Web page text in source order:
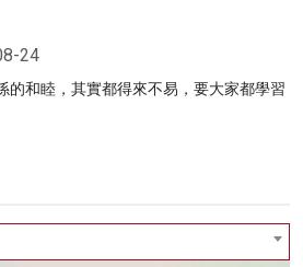
24
的和睦，其實都得來不易，要大家都學習